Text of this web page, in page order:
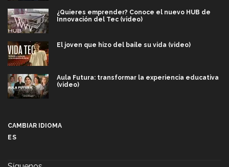
¿Quieres emprender? Conoce el nuevo HUB de
Innovación del Tec (video)
El joven que hizo del baile su vida (video)
Aula Futura: transformar la experiencia educativa
(video)
CAMBIAR IDIOMA
ES